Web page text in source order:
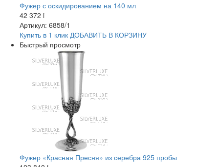
Фужер с оскидированием на 140 мл
42 372 i
Артикул: 6858/1
Купить в 1 клик ДОБАВИТЬ В КОРЗИНУ
Быстрый просмотр
Фужер «Красная Пресня» из серебра 925 пробы